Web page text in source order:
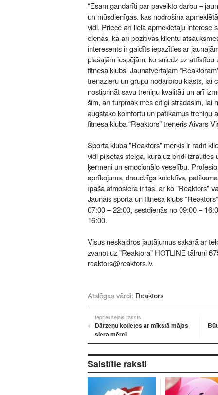
“Esam gandarīti par paveikto darbu –
un mūsdienīgas, kas nodrošina
vidi. Priecē arī lielā apmeklētāju interese
dienās, kā arī pozitīvās klientu
interesents ir gaidīts iepazīties ar
plašajām iespējām, ko sniedz uz attīstību
fitnesa klubs. Jaunatvērtajam
trenažieru un grupu nodarbību klāsts, lai
nostiprināt savu treniņu kvalitāti un arī
šim, arī turpmāk mēs cītīgi strādāsim, lai
augstāko komfortu un patīkamus treniņu
fitnesa kluba “Reaktors” treneris Aivars
Sporta kluba "Reaktors" mērķis ir radīt
vidi pilsētas steigā, kurā uz brīdi izrauties
ķermeni un emocionālo veselību.
aprīkojums, draudzīgs kolektīvs,
īpašā atmosfēra ir tas, ar ko "Reaktors"
Jaunais sporta un fitnesa klubs
07:00 – 22:00, sestdienās no 09:00 –
16:00.
Visus neskaidros jautājumus sakarā ar
zvanot uz "Reaktora" HOTLINE tālruni
reaktors@reaktors.lv.
Atslēgas vārdi: Reaktors
Iepriekšējais raksts
Dārzeņu kotletes ar mīkstā mājas
siera mērci
Saistītie raksti